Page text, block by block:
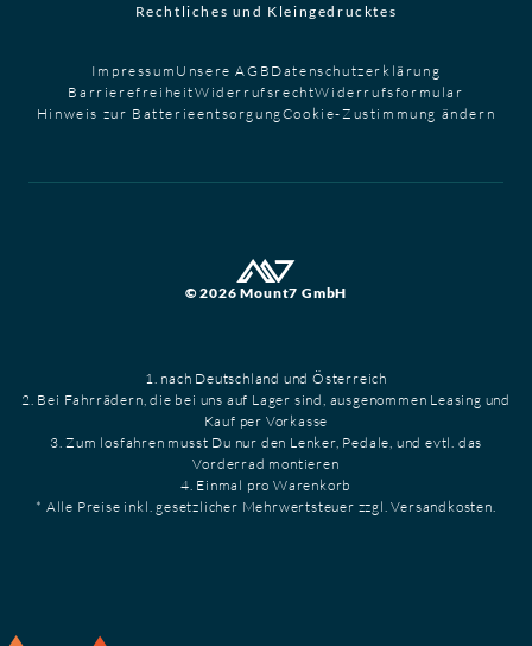
Rechtliches und Kleingedrucktes
Impressum Unsere AGB Datenschutzerklärung
BarrierefreiheitWiderrufsrechtWiderrufsformular
Hinweis zur BatterieentsorgungCookie-Zustimmung ändern
© 2026 Mount7 GmbH
1. nach Deutschland und Österreich
2. Bei Fahrrädern, die bei uns auf Lager sind, ausgenommen Leasing und
Kauf per Vorkasse
3. Zum losfahren musst Du nur den Lenker, Pedale, und evtl. das
Vorderrad montieren
4. Einmal pro Warenkorb
* Alle Preise inkl. gesetzlicher Mehrwertsteuer zzgl. Versandkosten.